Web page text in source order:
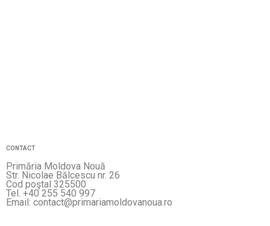
CONTACT
Primăria Moldova Nouă
Str. Nicolae Bălcescu nr. 26
Cod poştal 325500
Tel. +40 255 540 997
Email: contact@primariamoldovanoua.ro